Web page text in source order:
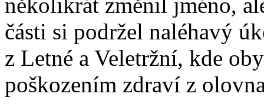
několikrát změnil jméno,
části si podržel naléhavý
z Letné a Veletržní, kde
poškozením zdraví z